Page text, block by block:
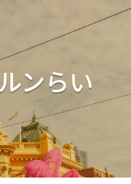
ンらい